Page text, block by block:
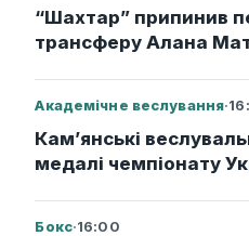
“Шахтар” припинив
трансферу Алана
Академічне веслування·
Кам’янські
медалі чемпіонату
Бокс·16:00